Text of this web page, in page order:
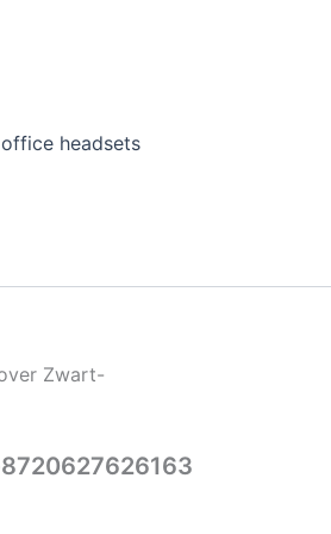
office headsets
Zwart-